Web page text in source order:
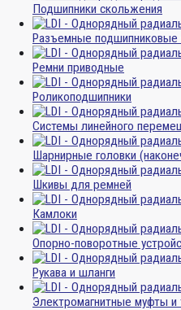
Подшипники скольжения
Разъемные подшипниковые
Ремни приводные
Роликоподшипники
Системы линейного
Шарнирные головки
Шкивы для ремней
Камлоки
Опорно-поворотные
Рукава и шланги
Электромагнитные муфты и